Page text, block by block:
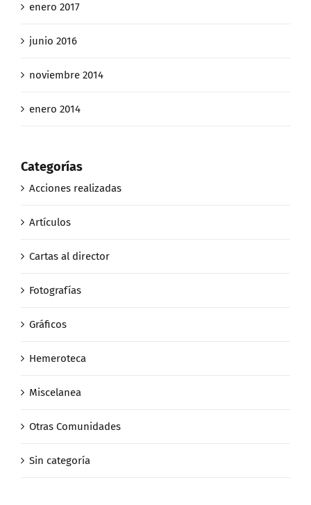
enero 2017
junio 2016
noviembre 2014
enero 2014
Categorías
Acciones realizadas
Artículos
Cartas al director
Fotografías
Gráficos
Hemeroteca
Miscelanea
Otras Comunidades
Sin categoría